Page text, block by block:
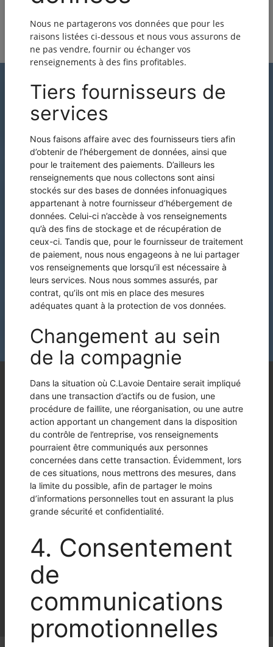
PASSER À L'ÉTAPE SUIVANTE
Une foule d'avantages
Bien plus qu'une agence de
accompagnement!
ÇA COMMENCE ICI
NAVIGATION
Accueil
joindre
Inscrivez-
Candidat
Employeur
vendre
Tarifs
RESTEZ EN
CONTACT
Québec, H4V 2C7
514-820-2855
SUIVEZ-